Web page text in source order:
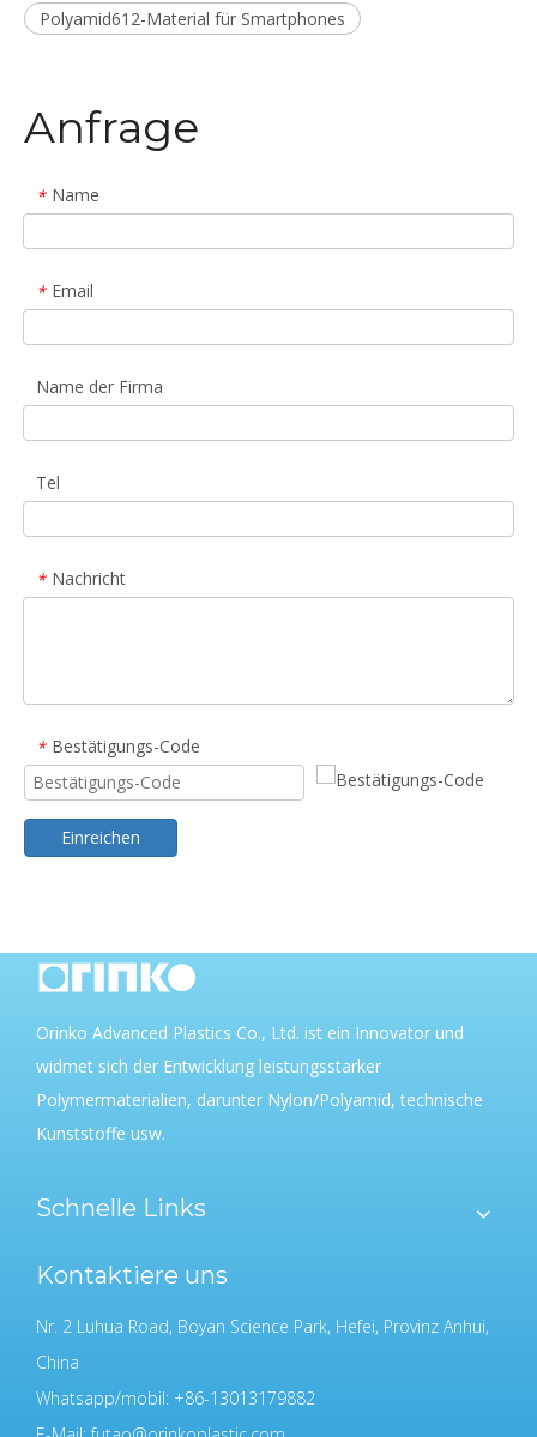
Polyamid612-Material für Smartphones
Anfrage
* Name
* Email
Name der Firma
Tel
* Nachricht
* Bestätigungs-Code
Einreichen
Orinko Advanced Plastics Co., Ltd. ist ein Innovator und
widmet sich der Entwicklung leistungsstarker
Polymermaterialien, darunter Nylon/Polyamid, technische
Kunststoffe usw.
Schnelle Links
Kontaktiere uns
Nr. 2 Luhua Road, Boyan Science Park, Hefei, Provinz Anhui,
China
Whatsapp/mobil: +86-13013179882